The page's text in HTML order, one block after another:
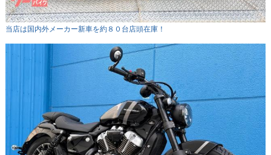
当店は国内外メーカー新車を約８０台店頭在庫！